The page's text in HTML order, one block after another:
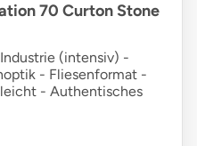
70 Curton Stone
(intensiv) -
- Fliesenformat -
- Authentisches